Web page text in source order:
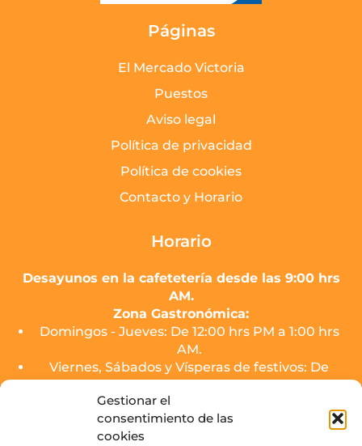
Gestionar el
consentimiento de las
cookies
Páginas
El Mercado Victoria
Puestos
Aviso legal
Política de privacidad
Política de cookies
Contacto y Horario
Horario
Desayunos en la cafetetería desde las 9:00 hrs
AM.
Zona Gastronómica:
Domingos - Jueves: De 12:00 hrs PM a 1:00 hrs
AM.
Viernes, Sábados y Vísperas de festivos: De
12:00 hrs PM a 2:00 hrs AM.
El servicio de cocina de los puestos finalizará
media hora antes del cierre.